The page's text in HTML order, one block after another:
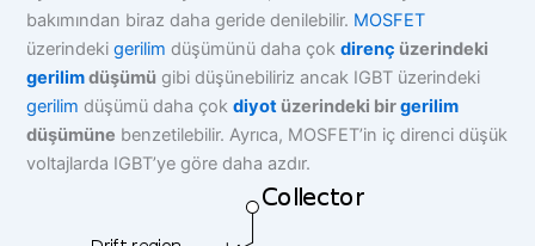
bakımından biraz daha geride denilebilir. MOSFET
üzerindekigerilim düşümünü daha çokdirenç üzerindeki
gerilimdüşümü gibi düşünebiliriz ancak IGBT üzerindeki
gerilim düşümü daha çokdiyot üzerindeki birgerilim
düşümüne benzetilebilir. Ayrıca, MOSFET’in iç direnci düşük
voltajlarda IGBT’ye göre daha azdır.